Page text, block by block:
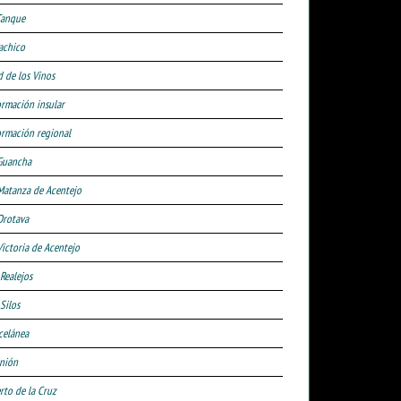
de los Vinos
insular
regional
de Acentejo
de Acentejo
de la Cruz